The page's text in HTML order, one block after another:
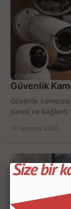
Güvenlik
Güvenlik
süresi ve bağlantı
18 Temmuz 2026